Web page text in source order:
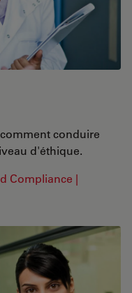
conduire
d'éthique.
Compliance |